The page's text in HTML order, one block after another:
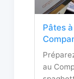
Pâtes
au